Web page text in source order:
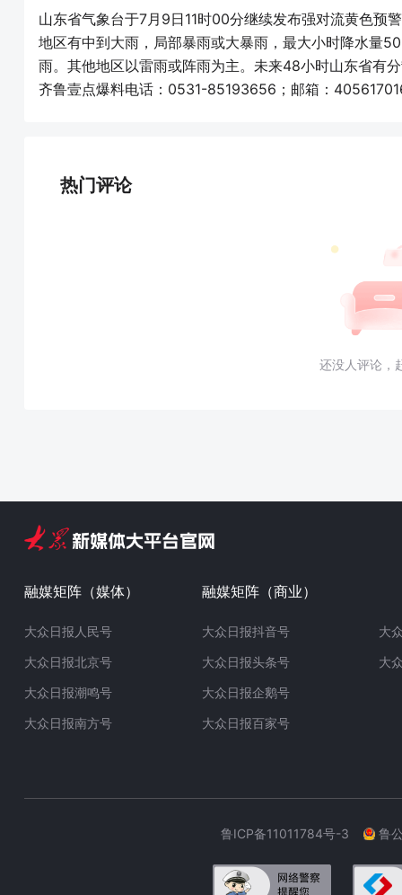
山东省气象台于7月9日11时00分继续发布强对流黄色预
地区有中到大雨，局部暴雨或大暴雨，最大小时降水量
雨。其他地区以雷雨或阵雨为主。未来48小时山东省有
齐鲁壹点爆料电话：0531-85193656；邮箱：
热门评论
还没人评论，
融媒矩阵（媒体）
大众日报人民号
大众日报北京号
大众日报潮鸣号
大众日报南方号
融媒矩阵（商业）
大众日报抖音号
大众日报头条号
大众日报企鹅号
大众日报百家号
大
大
鲁ICP备11011784号-3 鲁